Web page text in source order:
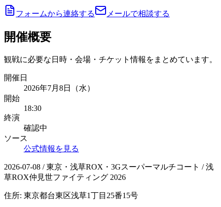
フォームから連絡する メールで相談する
開催概要
観戦に必要な日時・会場・チケット情報をまとめています。
開催日
2026年7月8日（水）
開始
18:30
終演
確認中
ソース
公式情報を見る
2026-07-08 / 東京・浅草ROX・3Gスーパーマルチコート / 浅
草ROX仲見世ファイティング 2026
住所: 東京都台東区浅草1丁目25番15号